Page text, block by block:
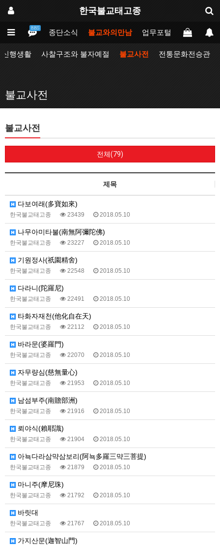
한국불교태고종
BBS
태고종 종단소식 불교와의만남 업무포털 동방불교대
신행생활 사찰구조와 불자예절 불교사전 전통문화전승관
불교사전
불교사전
전체(79)
제목
다보여래(多寶如來)
한국불교태고종 23439 2018.05.10
나무아미타불(南無阿彌陀佛)
한국불교태고종 23227 2018.05.10
기원정사(祇園精舍)
한국불교태고종 22548 2018.05.10
다라니(陀羅尼)
한국불교태고종 22491 2018.05.10
타화자재천(他化自在天)
한국불교태고종 22112 2018.05.10
바라문(婆羅門)
한국불교태고종 22070 2018.05.10
자무량심(慈無量心)
한국불교태고종 21953 2018.05.10
남섬부주(南贍部洲)
한국불교태고종 21916 2018.05.10
뢰야식(賴耶識)
한국불교태고종 21904 2018.05.10
아뇩다라삼먁삼보리(阿뇩多羅三먁三菩提)
한국불교태고종 21879 2018.05.10
마니주(摩尼珠)
한국불교태고종 21792 2018.05.10
바릿대
한국불교태고종 21767 2018.05.10
가지산문(迦智山門)